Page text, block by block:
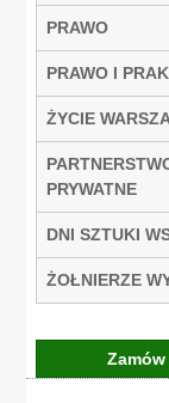
PRAWO
PRAWO I
ŻYCIE
PRYWATNE
DNI SZTUKI
ŻOŁNIERZE